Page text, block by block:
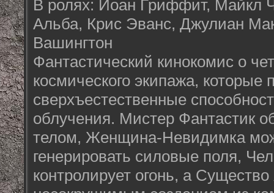
В ролях: Йоан Гриффит, Майкл
Альба, Крис Эванс, Джулиан
Вашингтон
Фантастический кинокомис о
космического экипажа, которые
сверхъестественные
облучения. Мистер Фантастик
телом, Женщина-Невидимка
генерировать силовые поля,
контролирует огонь, а Существо